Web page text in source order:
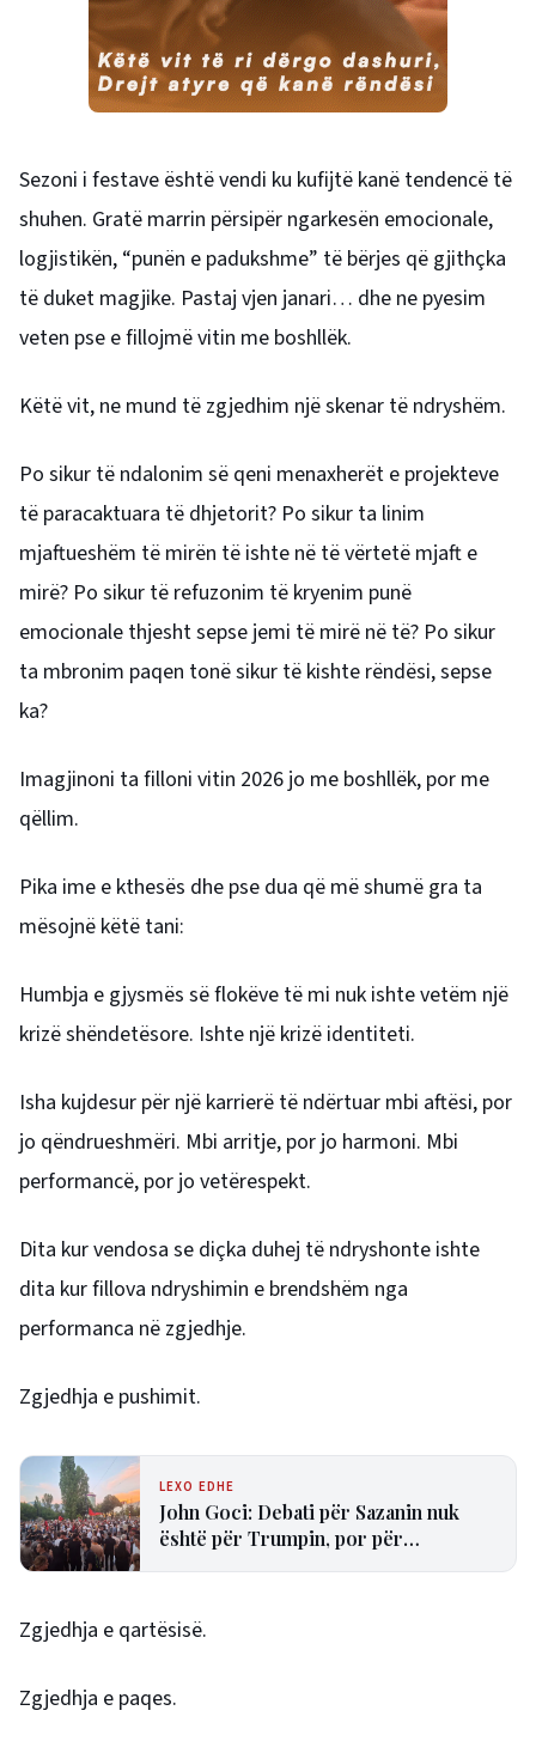
Sezoni i festave është vendi ku kufijtë kanë tendencë të
shuhen. Gratë marrin përsipër ngarkesën emocionale,
logjistikën, “punën e padukshme” të bërjes që gjithçka
të duket magjike. Pastaj vjen janari… dhe ne pyesim
veten pse e fillojmë vitin me boshllëk.
Këtë vit, ne mund të zgjedhim një skenar të ndryshëm.
Po sikur të ndalonim së qeni menaxherët e projekteve
të paracaktuara të dhjetorit? Po sikur ta linim
mjaftueshëm të mirën të ishte në të vërtetë mjaft e
mirë? Po sikur të refuzonim të kryenim punë
emocionale thjesht sepse jemi të mirë në të? Po sikur
ta mbronim paqen tonë sikur të kishte rëndësi, sepse
ka?
Imagjinoni ta filloni vitin 2026 jo me boshllëk, por me
qëllim.
Pika ime e kthesës dhe pse dua që më shumë gra ta
mësojnë këtë tani:
Humbja e gjysmës së flokëve të mi nuk ishte vetëm një
krizë shëndetësore. Ishte një krizë identiteti.
Isha kujdesur për një karrierë të ndërtuar mbi aftësi, por
jo qëndrueshmëri. Mbi arritje, por jo harmoni. Mbi
performancë, por jo vetërespekt.
Dita kur vendosa se diçka duhej të ndryshonte ishte
dita kur fillova ndryshimin e brendshëm nga
performanca në zgjedhje.
Zgjedhja e pushimit.
LEXO EDHE
John Goci: Debati për Sazanin nuk
është për Trumpin, por për
Zgjedhja e qartësisë.
Zgjedhja e paqes.